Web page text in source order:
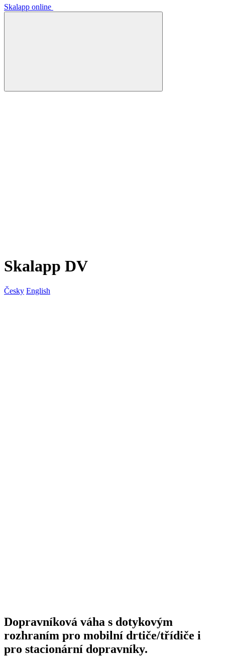
Skalapp online
Skalapp DV
Česky English
Dopravníková váha s dotykovým
rozhraním pro mobilní drtiče/třídiče i
pro stacionární dopravníky.